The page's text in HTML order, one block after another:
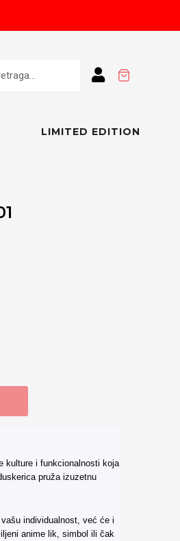
LIMITED EDITION
kulture i funkcionalnosti koja
pruža izuzetnu
individualnost, već će i
anime lik, simbol ili čak